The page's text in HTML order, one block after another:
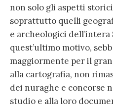
non solo gli aspetti storici
soprattutto quelli
e archeologici
quest’ultimo motivo,
maggiormente per il
alla cartografia, non
dei nuraghe e concorse
studio e alla loro